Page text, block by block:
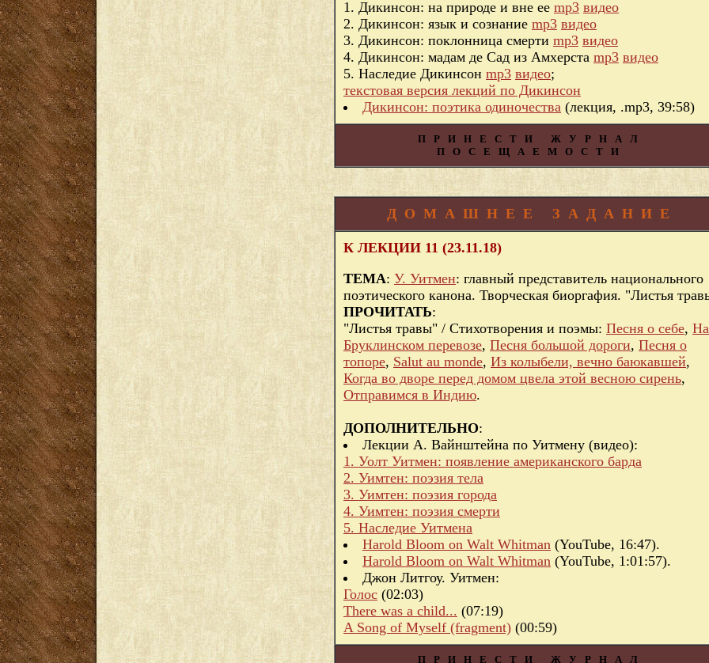
1. Дикинсон: на природе и вне ее mp3 видео
2. Дикинсон: язык и сознание mp3 видео
3. Дикинсон: поклонница смерти mp3 видео
4. Дикинсон: мадам де Сад из Амхерста mp3 видео
5. Наследие Дикинсон mp3 видео;
текстовая версия лекций по Дикинсон
Дикинсон: поэтика одиночества (лекция, .mp3, 39:58)
ПРИНЕСТИ ЖУРНАЛ
ПОСЕЩАЕМОСТИ
ДОМАШНЕЕ ЗАДАНИЕ
К ЛЕКЦИИ 11 (23.11.18)
ТЕМА: У. Уитмен: главный представитель национального
поэтического канона. Творческая биоргафия. "Листья
ПРОЧИТАТЬ:
"Листья травы" / Стихотворения и поэмы: Песня о себе, На
Бруклинском перевозе, Песня большой дороги, Песня о
топоре, Salut au monde, Из колыбели, вечно баюкавшей,
Когда во дворе перед домом цвела этой весною сирень,
Отправимся в Индию.
ДОПОЛНИТЕЛЬНО:
Лекции А. Вайнштейна по Уитмену (видео):
1. Уолт Уитмен: появление американского барда
2. Уимтен: поэзия тела
3. Уимтен: поэзия города
4. Уимтен: поэзия смерти
5. Наследие Уитмена
Harold Bloom on Walt Whitman (YouTube, 16:47).
Harold Bloom on Walt Whitman (YouTube, 1:01:57).
Джон Литгоу. Уитмен:
Голос (02:03)
There was a child... (07:19)
A Song of Myself (fragment) (00:59)
ПРИНЕСТИ ЖУРНАЛ